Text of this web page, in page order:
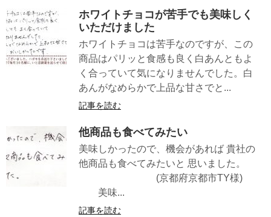
ホワイトチョコが苦手でも美味しく
いただけました
ホワイトチョコは苦手なのですが、この
商品はパリッと食感も良く白あんともよ
く合っていて気になりませんでした。白
あんがなめらかで上品な甘さでと...
記事を読む
他商品も食べてみたい
美味しかったので、機会があれば 貴社の
他商品も食べてみたいと 思いました。
(京都府京都市TY様)
美味...
記事を読む